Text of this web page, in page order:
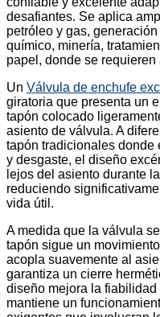
desafiantes. Se aplica
petróleo y gas,
químico, minería,
papel, donde se
Un Válvula de enchufe
giratoria que presenta un
tapón colocado
asiento de válvula. A
tapón tradicionales donde
y desgaste, el diseño
lejos del asiento durante
reduciendo
vida útil.
A medida que la válvula
tapón sigue un
acopla suavemente al
garantiza un cierre
diseño mejora la
mantiene un